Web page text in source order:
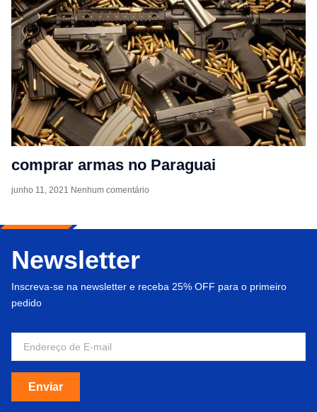
comprar armas no Paraguai
junho 11, 2021 Nenhum comentário
Newsletter
Inscreva-se na newsletter e receba 25% OFF para o primeiro
pedido
Enviar